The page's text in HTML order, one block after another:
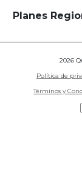
Planes
2026
Política de
Términos y